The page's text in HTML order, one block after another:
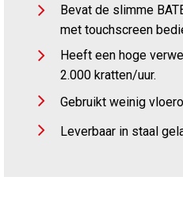
Bevat de slimme
met touchscreen
Heeft een hoge
2.000 kratten/uur.
Gebruikt weinig
Leverbaar in staal